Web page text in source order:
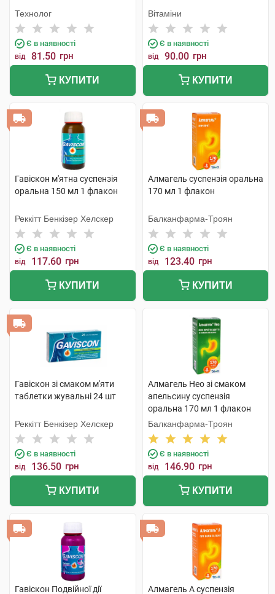
Технолог
Є в наявності
від 81.50 грн
КУПИТИ
Вітаміни
Є в наявності
від 90.00 грн
КУПИТИ
Гавіскон м'ятна суспензія
оральна 150 мл 1 флакон
Реккітт Бенкізер Хелскер
Є в наявності
від 117.60 грн
КУПИТИ
Алмагель суспензія оральна
170 мл 1 флакон
Балканфарма-Троян
Є в наявності
від 123.40 грн
КУПИТИ
Гавіскон зі смаком м'яти
таблетки жувальні 24 шт
Реккітт Бенкізер Хелскер
Є в наявності
від 136.50 грн
КУПИТИ
Алмагель Нео зі смаком
апельсину суспензія
оральна 170 мл 1 флакон
Балканфарма-Троян
Є в наявності
від 146.90 грн
КУПИТИ
Гавіскон Подвійної дії Алмагель А суспензія